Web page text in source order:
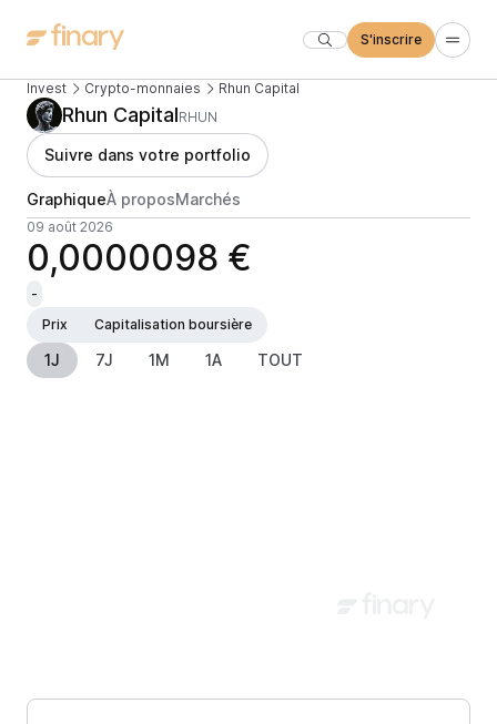
S'inscrire
Invest Crypto-monnaies Rhun Capital
Rhun CapitalRHUN
Suivre dans votre portfolio
GraphiqueÀ proposMarchés
09 août 2026
0,0000098 €
-
Prix
Capitalisation boursière
1J 7J 1M 1A TOUT